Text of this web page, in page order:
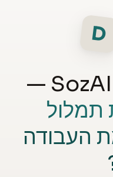
D
תמלול
העבודה